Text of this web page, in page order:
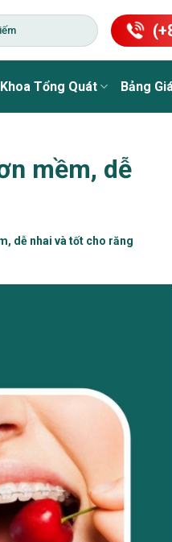
Tổng Quát Bảng
mềm, dễ
dễ nhai và tốt cho răng